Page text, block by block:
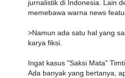
jurnalistik di Indonesia. Lain
memebawa warna news
>Namun ada satu hal yang
karya fiksi.
Ingat kasus "Saksi Mata"
Ada banyak yang bertanya,